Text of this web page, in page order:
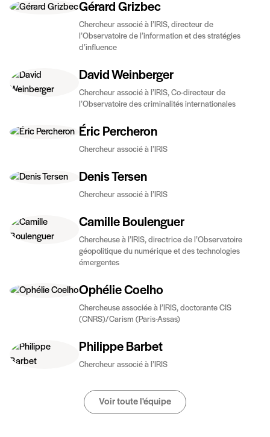
Gérard Grizbec
Chercheur associé à l’IRIS, directeur de
l’Observatoire de l’information et des stratégies
d’influence
David Weinberger
Chercheur associé à l’IRIS, Co-directeur de
l’Observatoire des criminalités internationales
Éric Percheron
Chercheur associé à l’IRIS
Denis Tersen
Chercheur associé à l’IRIS
Camille Boulenguer
Chercheuse à l’IRIS, directrice de l’Observatoire
géopolitique du numérique et des technologies
émergentes
Ophélie Coelho
Chercheuse associée à l’IRIS, doctorante CIS
(CNRS)/Carism (Paris-Assas)
Philippe Barbet
Chercheur associé à l’IRIS
Voir toute l'équipe